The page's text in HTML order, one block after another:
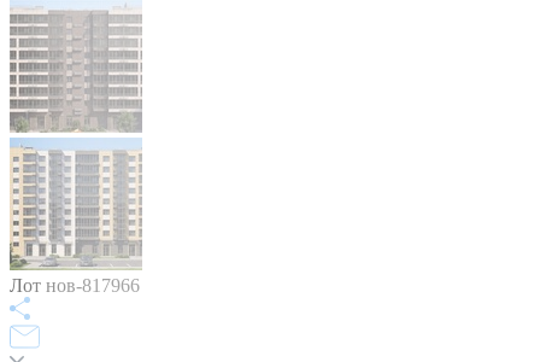
Лот нов-817966